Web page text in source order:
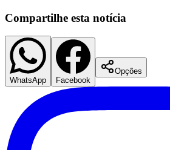
Compartilhe esta notícia
WhatsApp Facebook
Opções